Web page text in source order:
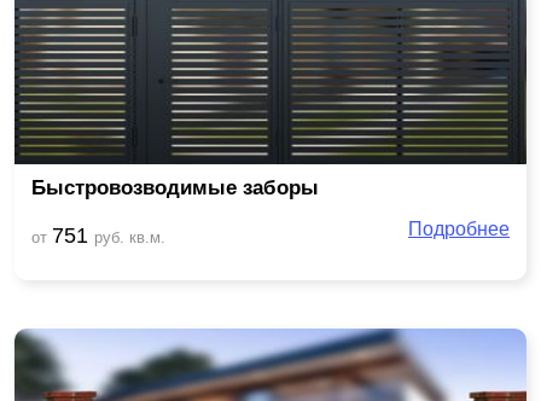
Быстровозводимые заборы
от 751 руб. кв.м. Подробнее